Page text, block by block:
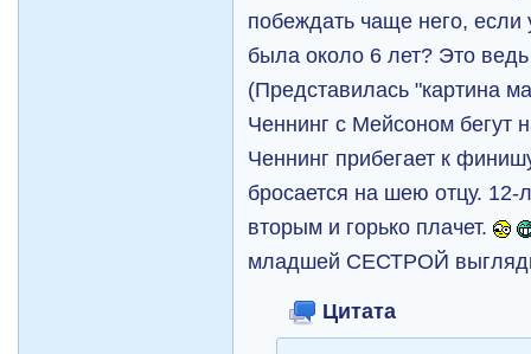
побеждать чаще него, если
была около 6 лет? Это
(Представилась "картина
Ченнинг с Мейсоном бегут
Ченнинг прибегает к
бросается на шею отцу. 12-
вторым и горько плачет.
младшей СЕСТРОЙ
Цитата